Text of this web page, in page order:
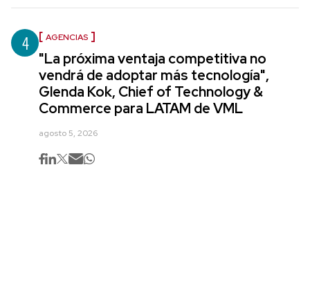
4 AGENCIAS
"La próxima ventaja competitiva no
vendrá de adoptar más tecnología",
Glenda Kok, Chief of Technology &
Commerce para LATAM de VML
agosto 5, 2026